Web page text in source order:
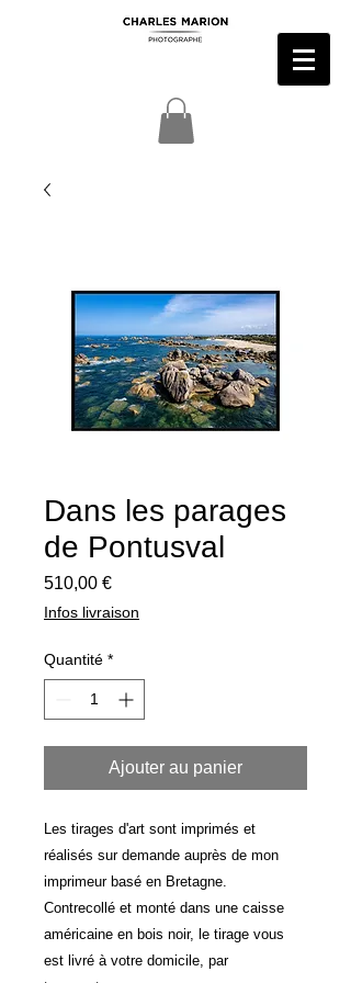
Dans les parages
de Pontusval
510,00 €Prix
Infos livraison
Quantité *
Ajouter au panier
Les tirages d'art sont imprimés et
réalisés sur demande auprès de mon
imprimeur basé en Bretagne.
Contrecollé et monté dans une caisse
américaine en bois noir, le tirage vous
est livré à votre domicile, par